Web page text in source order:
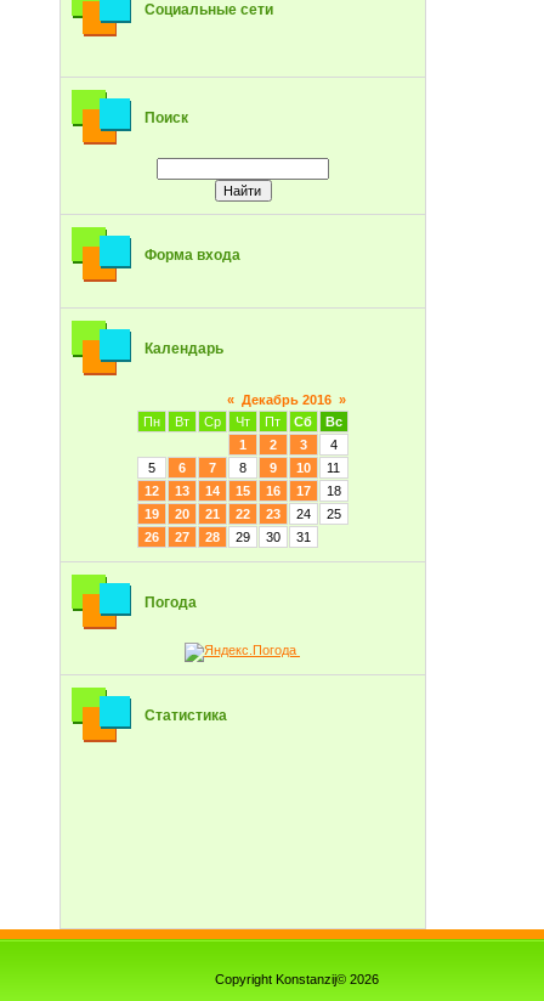
Социальные сети
Поиск
Форма входа
Календарь
« Декабрь 2016 »
Пн
Вт Ср Чт Пт Сб
Вс
1
2 3
4
5
6 7 8 9 10
11
12
13 14 15 16 17
18
19
20 21 22 23 24
25
26
27 28 29 30 31
Погода
Статистика
Copyright Konstanzij© 2026